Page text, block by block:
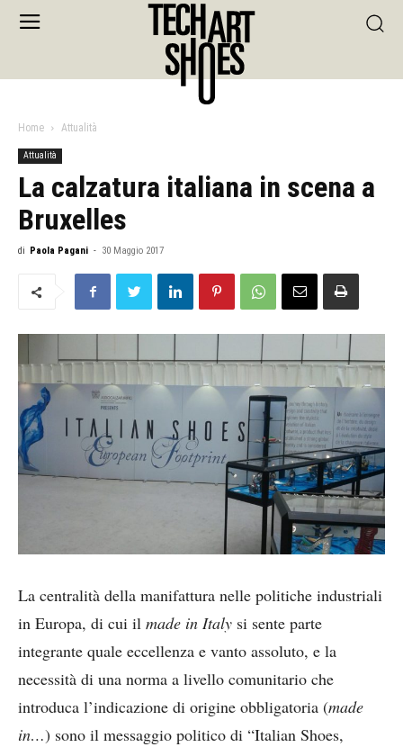
Home Attualità
Attualità
La calzatura italiana in scena a
Bruxelles
di Paola Pagani - 30 Maggio 2017
La centralità della manifattura nelle politiche industriali
in Europa, di cui il made in Italy si sente parte
integrante quale eccellenza e vanto assoluto, e la
necessità di una norma a livello comunitario che
introduca l’indicazione di origine obbligatoria (made
in…) sono il messaggio politico di “Italian Shoes,